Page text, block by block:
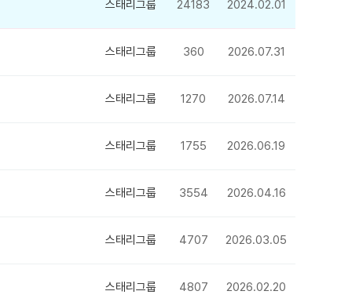
스태리그룹 24183 2024.02.01
스태리그룹 360 2026.07.31
스태리그룹 1270 2026.07.14
스태리그룹 1755 2026.06.19
스태리그룹 3554 2026.04.16
스태리그룹 4707 2026.03.05
스태리그룹 4807 2026.02.20